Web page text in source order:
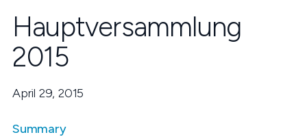
Hauptversammlung
2015
April 29, 2015
Summary